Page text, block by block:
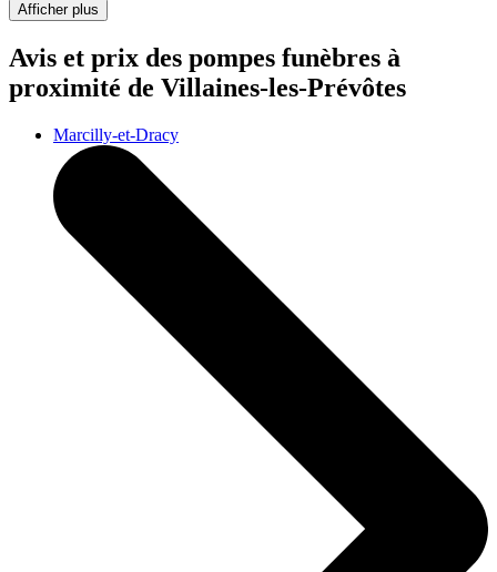
Afficher plus
Avis et prix des pompes funèbres à
proximité de Villaines-les-Prévôtes
Marcilly-et-Dracy